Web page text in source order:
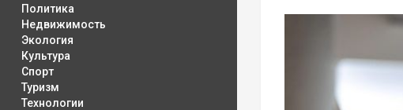
Политика
Недвижимость
Экология
Культура
Спорт
Туризм
Технологии